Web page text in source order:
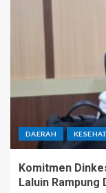
DAERAH
Komitmen
Laluin Rampung